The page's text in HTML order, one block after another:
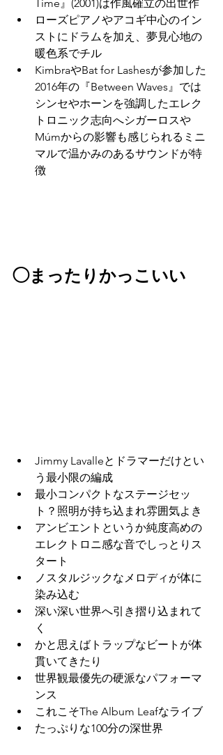
Time』(2001)は作風確立の出世作
ローズピアノやアコギ中心のイン
ストにドラムを加え、夢見心地の
暖色系でチル
KimbraやBat for Lashesが参加した
2016年の『Between Waves』では
シンセやホーンを強調したエレク
トロニック志向へシガーロスや
Múmからの影響も感じられるミニ
マルで温かみのあるサウンドが特
徴
◯まったりかっこいい
Jimmy Lavalleとドラマーだけとい
う最小限の編成
最小コンパクトなステージセッ
ト？照明が持ち込まれ雰囲気よき
アンビエントというか純度高めの
エレクトロニ感な音でしっとりス
タート
ノスタルジックなメロディが体に
染み込む
深い深い世界へ引き摺り込まれて
く
かと思えばトラップなビートが体
貫いてきたり
世界観最優先の硬派なパフォーマ
ンス
これこそThe Album Leafなライブ
たっぷりな100分の深世界